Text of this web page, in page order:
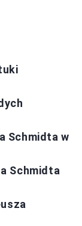
Schmidta w
Schmidta